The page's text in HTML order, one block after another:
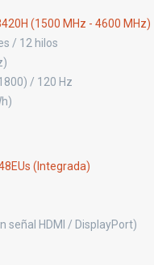
(1500 MHz - 4600 MHz)
/ 12 hilos
/ 120 Hz
(Integrada)
señal HDMI / DisplayPort)